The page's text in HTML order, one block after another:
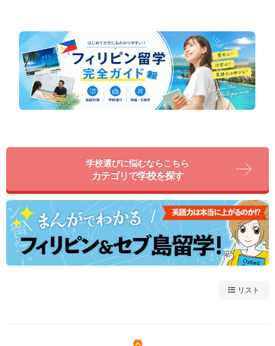
学校選びに悩むならこちら
カテゴリで学校を探す
リスト